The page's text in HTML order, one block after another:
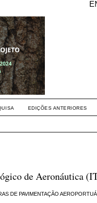
EDIÇÕES ANTERIORES
de Aeronáutica
DE PAVIMENTAÇÃO